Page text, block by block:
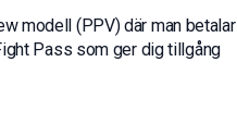
modell (PPV) där man betalar
Pass som ger dig tillgång